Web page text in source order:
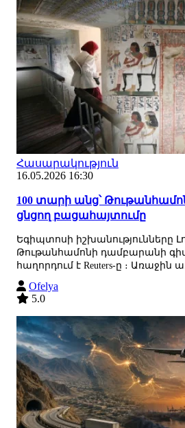
Հասարակություն
16.05.2026 16:30
100 տարի անց՝
ցնցող բացահայտումը
Եգիպտոսի իշխանությունները
Թութանհամոնի դամբարանի
հաղորդում է Reuters-ը ։ Առաջին
Ofelya
5.0